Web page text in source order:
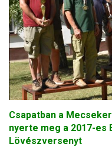
Csapatban a
nyerte meg a 2017-es
Lövészversenyt